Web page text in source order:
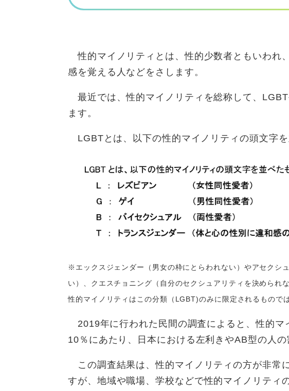
性的マイノリティとは、性的少数者ともいわれ
感を覚える人などをさします。
最近では、性的マイノリティを総称して、
ます。
LGBTとは、以下の性的マイノリティの頭文字を
※エックスジェンダー（男女の枠にとらわれない）やアセクシ
い）、クエスチョニング（自分のセクシュアリティを決められ
性的マイノリティはこの分類（LGBT)のみに限定されるもので
2019年に行われた民間の調査によると、性的マ
10％にあたり、日本における左利きやAB型の人の
この調査結果は、性的マイノリティの方が非常
すが、地域や職場、学校などで性的マイノリティ